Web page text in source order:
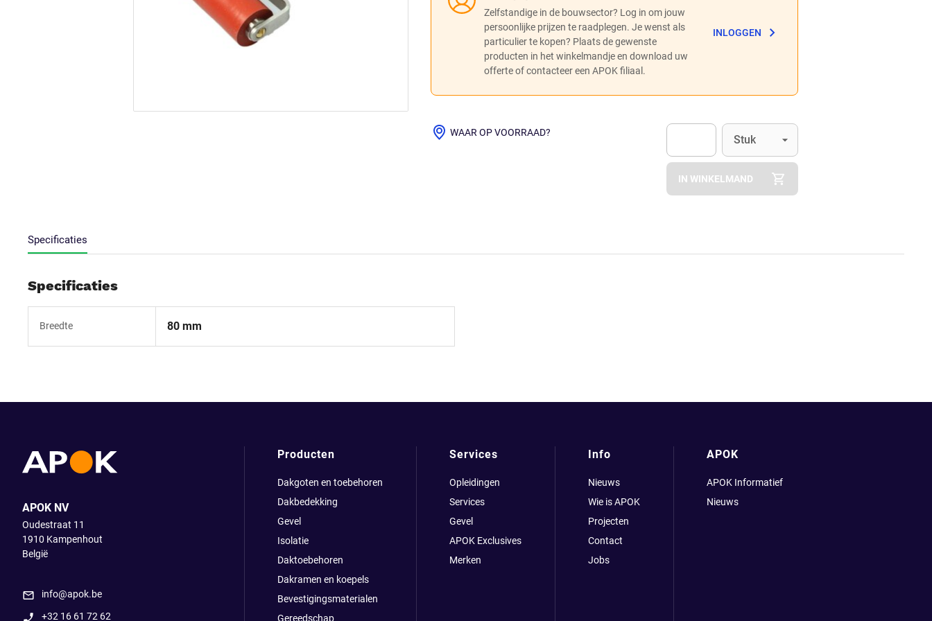
Zelfstandige in de bouwsector? Log in om jouw
persoonlijke prijzen te raadplegen. Je wenst als
particulier te kopen? Plaats de gewenste
producten in het winkelmandje en download uw
offerte of contacteer een APOK filiaal.
INLOGGEN
WAAR OP VOORRAAD?
Apok.Product.Detail.AddToCart.Quantity
Eenheid (Optioneel)
Stuk
IN WINKELMAND
Specificaties
Specificaties
Breedte 80 mm
APOK NV
Oudestraat 11
1910 Kampenhout
België
info@apok.be
+32 16 61 72 62
Producten
Dakgoten en toebehoren
Dakbedekking
Gevel
Isolatie
Daktoebehoren
Dakramen en koepels
Bevestigingsmaterialen
Gereedschap
Services
Opleidingen
Services
Gevel
APOK Exclusives
Merken
Info
Nieuws
Wie is APOK
Projecten
Contact
Jobs
APOK
APOK Informatief
Nieuws